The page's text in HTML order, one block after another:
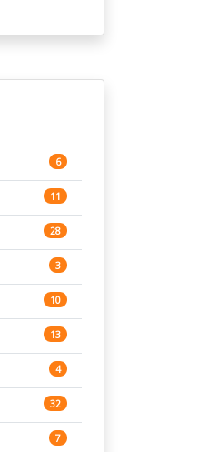
10
9
148
943
3
169
7
4
6
11
28
3
10
13
4
32
7